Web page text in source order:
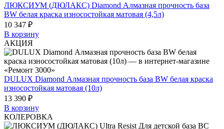
ЛЮКСИУМ (ДЮЛАКС) Diamond Алмазная прочность база
BW белая краска износостойкая матовая (4,5л)
10 347 ₽
В корзину
АКЦИЯ
DULUX Diamond Алмазная прочность база BW белая краска
износостойкая матовая (10л)
13 390 ₽
В корзину
КОЛЕРОВКА